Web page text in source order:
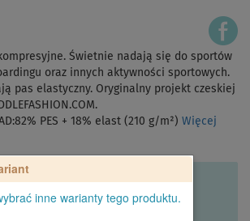
Świetnie nadają się do sportów
oraz innych aktywności sportowych.
pas elastyczny. Oryginalny projekt czeskiej
PES + 18% elast (210 g/m²) Więcej
inne warianty tego produktu.